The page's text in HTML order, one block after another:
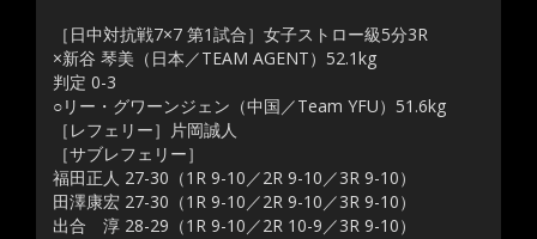
［日中対抗戦7×7 第1試合］女子ストロー級5分3R
×新谷 琴美（日本／TEAM AGENT）52.1kg
判定 0-3
○リー・グワーンジェン（中国／Team YFU）51.6kg
［レフェリー］片岡誠人
［サブレフェリー］
福田正人 27-30（1R 9-10／2R 9-10／3R 9-10）
田澤康宏 27-30（1R 9-10／2R 9-10／3R 9-10）
出合 淳 28-29（1R 9-10／2R 10-9／3R 9-10）